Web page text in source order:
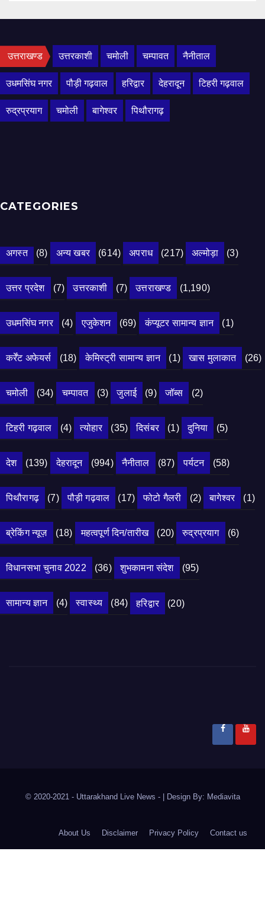
उत्तराखण्ड उत्तरकाशी चमोली चम्पावत नैनीताल
उधमसिंघ नगर पौड़ी गढ़वाल हरिद्वार देहरादून टिहरी गढ़वाल
रुद्रप्रयाग चमोली बागेश्वर पिथौरागढ़
CATEGORIES
अगस्त (8) अन्य खबर (614) अपराध (217) अल्मोड़ा (3)
उत्तर प्रदेश (7) उत्तरकाशी (7) उत्तराखण्ड (1,190)
उधमसिंघ नगर (4) एजुकेशन (69) कंप्यूटर सामान्य ज्ञान (1)
कर्रेंट अफेयर्स (18) केमिस्ट्री सामान्य ज्ञान (1) खास मुलाकात (26)
चमोली (34) चम्पावत (3) जुलाई (9) जॉब्स (2)
टिहरी गढ़वाल (4) त्योहार (35) दिसंबर (1) दुनिया (5)
देश (139) देहरादून (994) नैनीताल (87) पर्यटन (58)
पिथौरागढ़ (7) पौड़ी गढ़वाल (17) फोटो गैलरी (2) बागेश्वर (1)
ब्रेकिंग न्यूज़ (18) महत्वपूर्ण दिन/तारीख (20) रुद्रप्रयाग (6)
विधानसभा चुनाव 2022 (36) शुभकामना संदेश (95)
सामान्य ज्ञान (4) स्वास्थ्य (84) हरिद्वार (20)
© 2020-2021 - Uttarakhand Live News - Design By: Mediavita
About Us Disclaimer Privacy Policy Contact us